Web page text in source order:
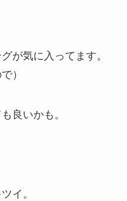
が気に入ってます。
）
良いかも。
イ。